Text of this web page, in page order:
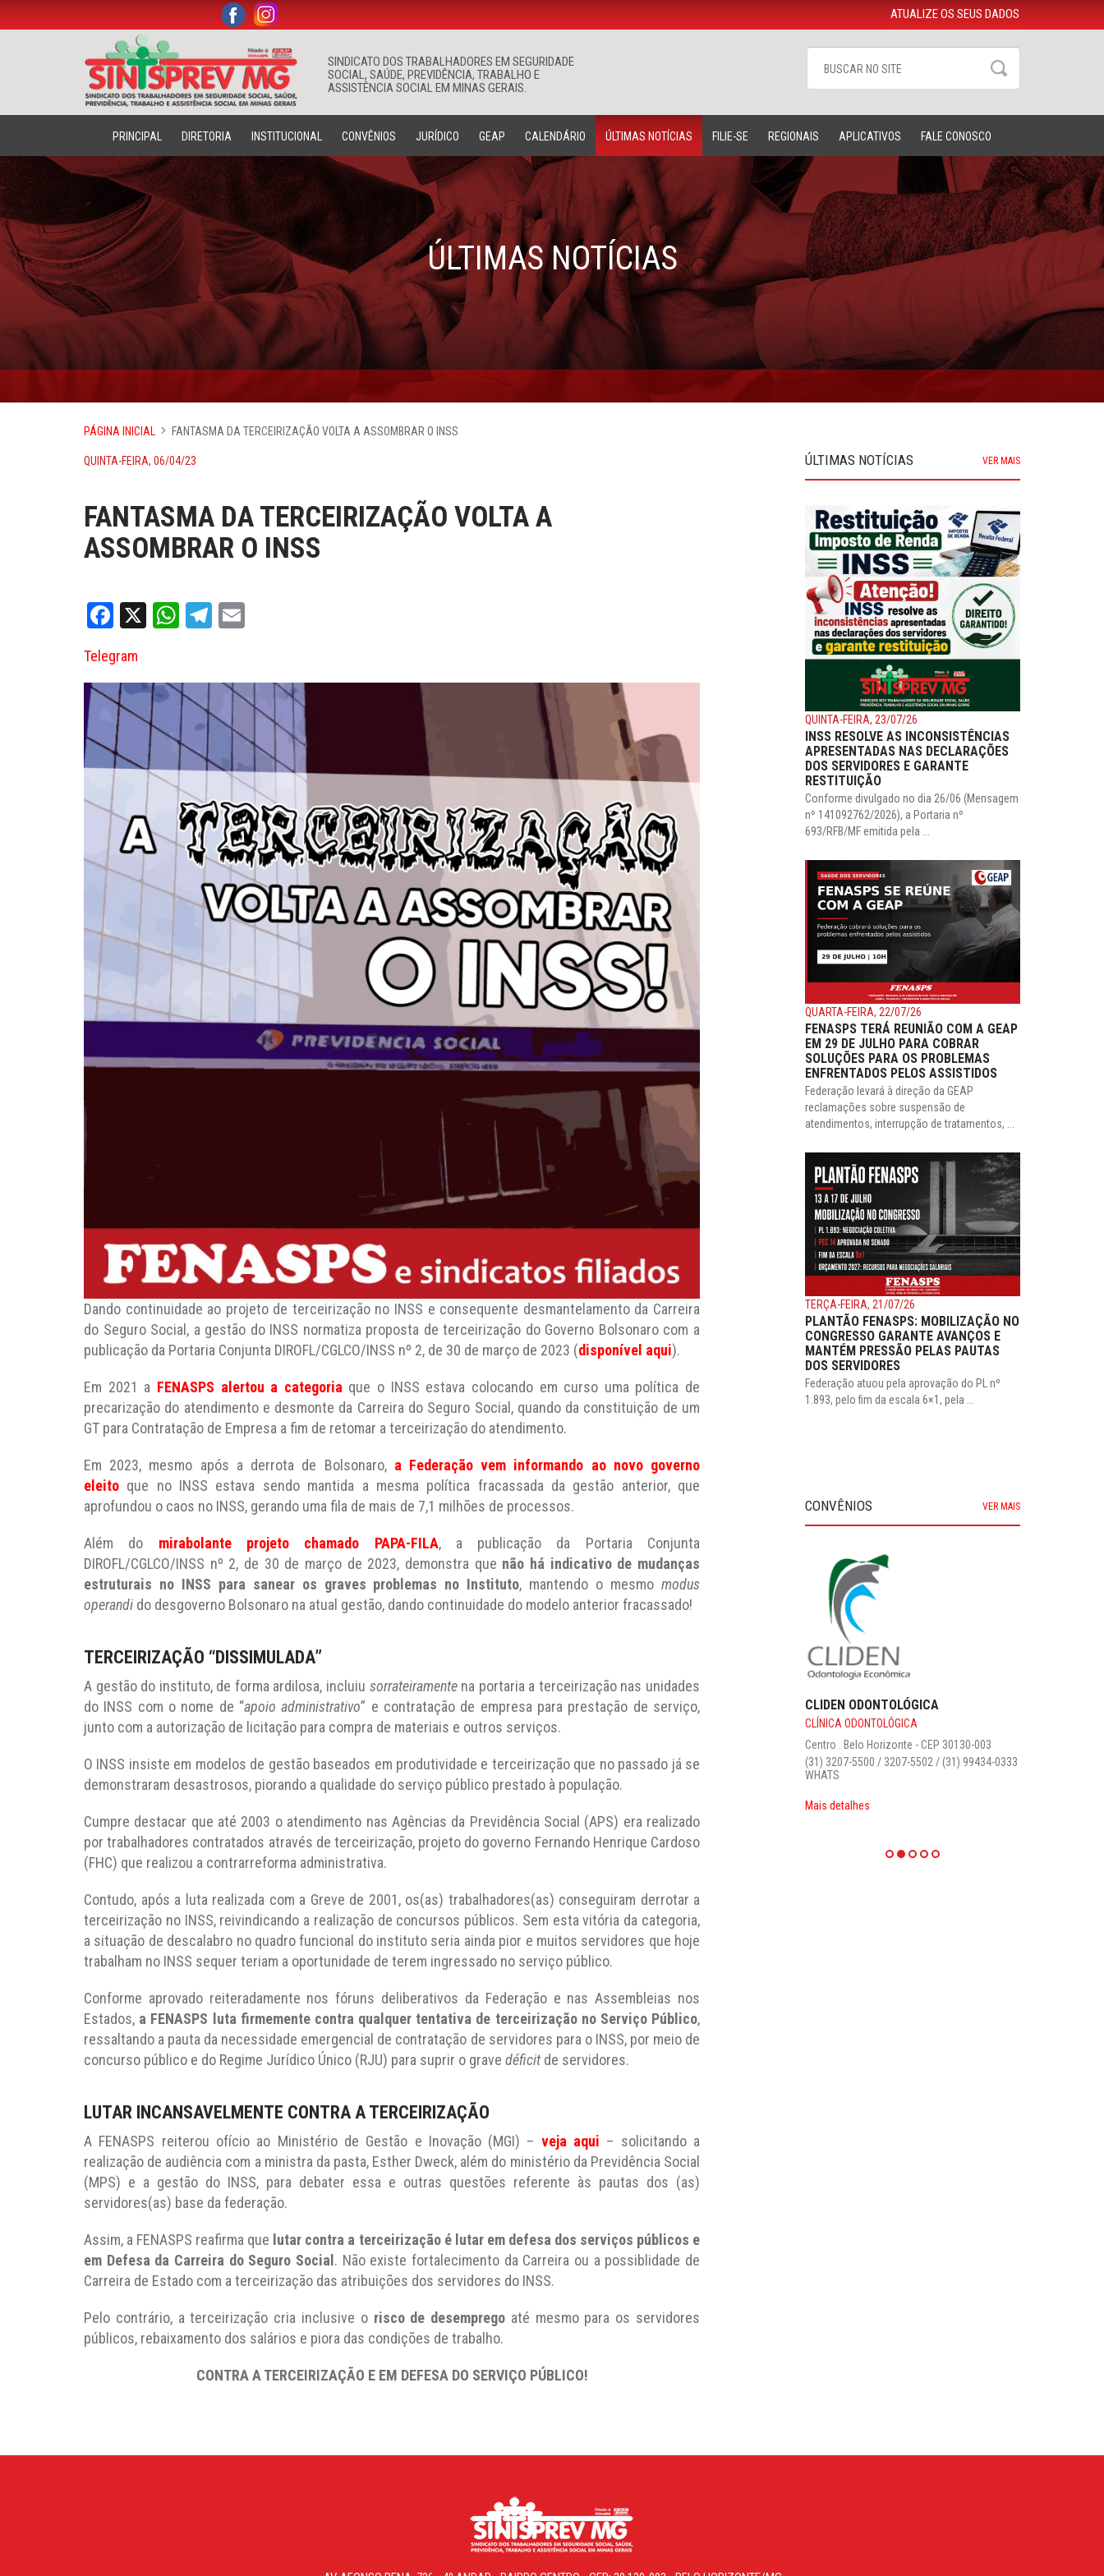
SINDICATO DOS TRABALHADORES EM SEGURIDADE
SOCIAL, SAÚDE, PREVIDÊNCIA, TRABALHO E
ASSISTÊNCIA SOCIAL EM MINAS GERAIS.
Buscar
. . ATUALIZE OS SEUS DADOS
PRINCIPAL DIRETORIA INSTITUCIONAL CONVÊNIOS JURÍDICO GEAP CALENDÁRIO ÚLTIMAS NOTÍCIAS FILIE-SE REGIONAIS APLICATIVOS FALE CONOSCO
ÚLTIMAS NOTÍCIAS
PÁGINA INICIAL FANTASMA DA TERCEIRIZAÇÃO VOLTA A ASSOMBRAR O INSS
QUINTA-FEIRA, 06/04/23
FANTASMA DA TERCEIRIZAÇÃO VOLTA A
ASSOMBRAR O INSS
Facebook
X WhatsApp
Telegram
Telegram
Dando continuidade ao projeto de terceirização no INSS e consequente desmantelamento da Carreira
do Seguro Social, a gestão do INSS normatiza proposta de terceirização do Governo Bolsonaro com a
publicação da Portaria Conjunta DIROFL/CGLCO/INSS nº 2, de 30 de março de 2023 (disponível aqui).
Em 2021 a FENASPS alertou a categoria que o INSS estava colocando em curso uma política de
precarização do atendimento e desmonte da Carreira do Seguro Social, quando da constituição de um
GT para Contratação de Empresa a fim de retomar a terceirização do atendimento.
Em 2023, mesmo após a derrota de Bolsonaro, a Federação vem informando ao novo governo
eleito que no INSS estava sendo mantida a mesma política fracassada da gestão anterior, que
aprofundou o caos no INSS, gerando uma fila de mais de 7,1 milhões de processos.
Além do mirabolante projeto chamado PAPA-FILA, a publicação da Portaria Conjunta
DIROFL/CGLCO/INSS nº 2, de 30 de março de 2023, demonstra que não há indicativo de mudanças
estruturais no INSS para sanear os graves problemas no Instituto, mantendo o mesmomodus
operandi do desgoverno Bolsonaro na atual gestão, dando continuidade do modelo anterior fracassado!
TERCEIRIZAÇÃO “DISSIMULADA”
A gestão do instituto, de forma ardilosa, incluiu sorrateiramentena portaria a terceirização nas unidades
do INSS com o nome de “apoio administrativo” e contratação de empresa para prestação de serviço,
junto com a autorização de licitação para compra de materiais e outros serviços.
O INSS insiste em modelos de gestão baseados em produtividade e terceirização que no passado já se
demonstraram desastrosos, piorando a qualidade do serviço público prestado à população.
Cumpre destacar que até 2003 o atendimento nas Agências da Previdência Social (APS) era realizado
por trabalhadores contratados através de terceirização, projeto do governo Fernando Henrique Cardoso
(FHC) que realizou a contrarreforma administrativa.
Contudo, após a luta realizada com a Greve de 2001, os(as) trabalhadores(as) conseguiram derrotar a
terceirização no INSS, reivindicando a realização de concursos públicos. Sem esta vitória da categoria,
a situação de descalabro no quadro funcional do instituto seria ainda pior e muitos servidores que hoje
trabalham no INSS sequer teriam a oportunidade de terem ingressado no serviço público.
Conforme aprovado reiteradamente nos fóruns deliberativos da Federação e nas Assembleias nos
Estados, a FENASPS luta firmemente contra qualquer tentativa de terceirização no Serviço Público,
ressaltando a pauta da necessidade emergencial de contratação de servidores para o INSS, por meio de
concurso público e do Regime Jurídico Único (RJU) para suprir o grave déficitde servidores.
LUTAR INCANSAVELMENTE CONTRA A TERCEIRIZAÇÃO
A FENASPS reiterou ofício ao Ministério de Gestão e Inovação (MGI) – veja aqui – solicitando a
realização de audiência com a ministra da pasta, Esther Dweck, além do ministério da Previdência Social
(MPS) e a gestão do INSS, para debater essa e outras questões referente às pautas dos (as)
servidores(as) base da federação.
Assim, a FENASPS reafirma que lutar contra a terceirização é lutar em defesa dos serviços públicos e
em Defesa da Carreira do Seguro Social . Não existe fortalecimento da Carreira ou a possiblidade de
Carreira de Estado com a terceirização das atribuições dos servidores do INSS.
Pelo contrário, a terceirização cria inclusive o risco de desemprego até mesmo para os servidores
públicos, rebaixamento dos salários e piora das condições de trabalho.
CONTRA A TERCEIRIZAÇÃO E EM DEFESA DO SERVIÇO PÚBLICO!
ÚLTIMAS NOTÍCIAS VER MAIS
QUINTA-FEIRA, 23/07/26
INSS RESOLVE AS INCONSISTÊNCIAS
APRESENTADAS NAS DECLARAÇÕES
DOS SERVIDORES E GARANTE
RESTITUIÇÃO
Conforme divulgado no dia 26/06 (Mensagem
nº 141092762/2026), a Portaria nº
693/RFB/MF emitida pela ...
QUARTA-FEIRA, 22/07/26
FENASPS TERÁ REUNIÃO COM A GEAP
EM 29 DE JULHO PARA COBRAR
SOLUÇÕES PARA OS PROBLEMAS
ENFRENTADOS PELOS ASSISTIDOS
Federação levará à direção da GEAP
reclamações sobre suspensão de
atendimentos, interrupção de tratamentos, ...
TERÇA-FEIRA, 21/07/26
PLANTÃO FENASPS: MOBILIZAÇÃO NO
CONGRESSO GARANTE AVANÇOS E
MANTÉM PRESSÃO PELAS PAUTAS
DOS SERVIDORES
Federação atuou pela aprovação do PL nº
1.893, pelo fim da escala 6×1, pela ...
CONVÊNIOS VER MAIS
CLIDEN ODONTOLÓGICA
CLÍNICA ODONTOLÓGICA
Centro . Belo Horizonte - CEP 30130-003‎
(31) 3207-5500 / 3207-5502 / (31) 99434-0333
WHATS
Mais detalhes